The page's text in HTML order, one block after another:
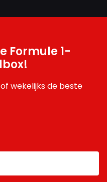
Formule 1-
wekelijks de beste